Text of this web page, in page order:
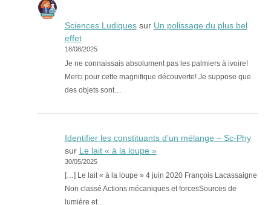
Sciences Ludiquessur Un polissage du plus bel
effet
18/08/2025
Je ne connaissais absolument pas les palmiers à ivoire!
Merci pour cette magnifique découverte! Je suppose que
des objets sont…
Identifier les constituants d’un mélange – Sc-Phy
sur Le lait « à la loupe »
30/05/2025
[…] Le lait « à la loupe » 4 juin 2020 François Lacassaigne
Non classé Actions mécaniques et forcesSources de
lumière et…